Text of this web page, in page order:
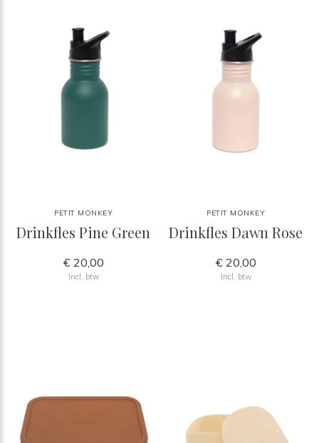
PETIT MONKEY
Drinkfles Pine Green
€ 20,00
Incl. btw
PETIT MONKEY
Drinkfles Dawn Rose
€ 20,00
Incl. btw